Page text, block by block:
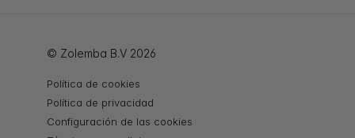
© Zolemba B.V 2026
Política de cookies
Política de privacidad
Configuración de las cookies